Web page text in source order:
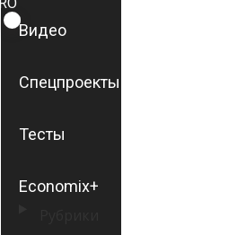
RU
Видео
Спецпроекты
Тесты
Economix+